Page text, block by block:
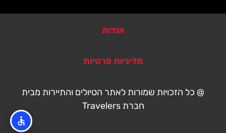
אודות
מדיניות פרטיות
@ כל הזכויות שמורות לאתר הטיולים והתיירות מבית
חברת Travelers